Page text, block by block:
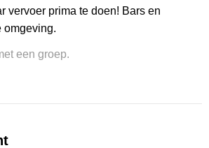
vervoer prima te doen! Bars en
omgeving.
een groep.